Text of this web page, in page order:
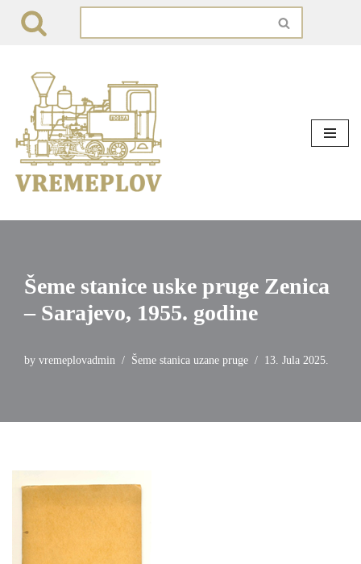
content
Šeme stanice uske pruge Zenica
– Sarajevo, 1955. godine
by vremeplovadmin Šeme stanica uzane pruge 13. Jula 2025.